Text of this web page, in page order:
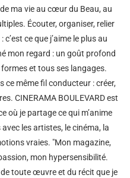
ma vie au cœur du Beau, au
Écouter, organiser, relier
ce que j’aime le plus au
mon regard : un goût profond
et tous ses langages.
ce même fil conducteur : créer,
CINERAMA BOULEVARD est
où je partage ce qui m’anime
les artistes, le cinéma, la
vraies. "Mon magazine,
mon hypersensibilité.
toute œuvre et du récit que je